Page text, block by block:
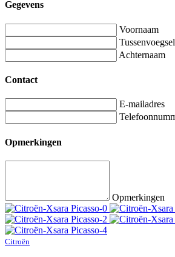
Gegevens
Voornaam
Tussenvoegsel
Achternaam
Contact
E-mailadres
Opmerkingen
Opmerkingen
Citroën